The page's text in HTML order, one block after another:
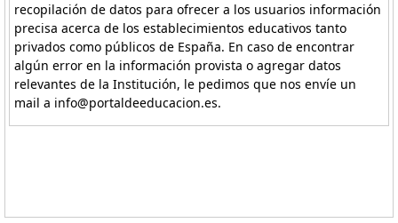
recopilación de datos para ofrecer a los usuarios información
precisa acerca de los establecimientos educativos tanto
privados como públicos de España. En caso de encontrar
algún error en la información provista o agregar datos
relevantes de la Institución, le pedimos que nos envíe un
mail a info@portaldeeducacion.es.